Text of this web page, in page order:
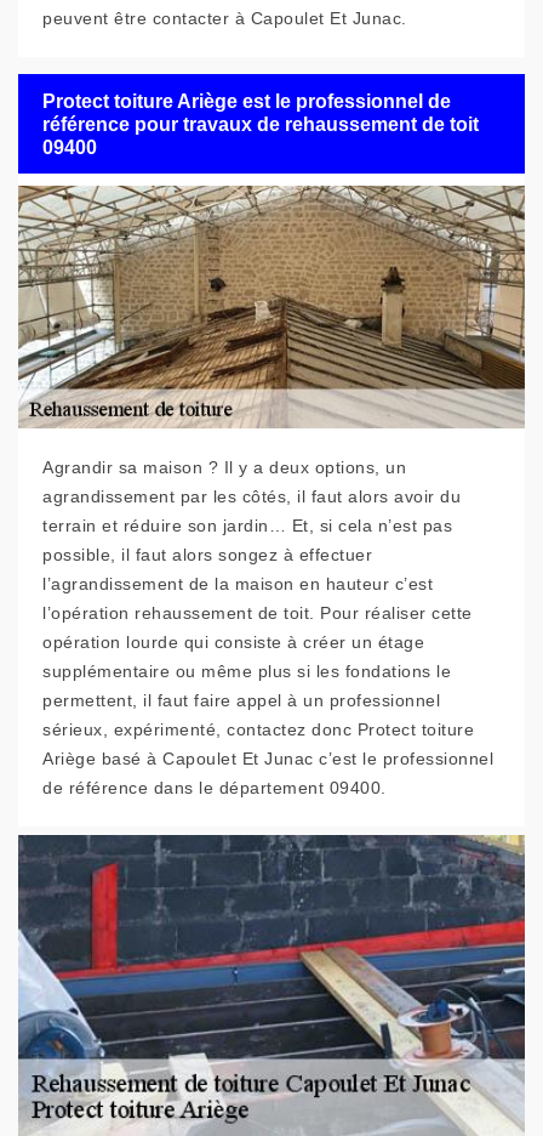
peuvent être contacter à Capoulet Et Junac.
Protect toiture Ariège est le professionnel de
référence pour travaux de rehaussement de toit
09400
Agrandir sa maison ? Il y a deux options, un
agrandissement par les côtés, il faut alors avoir du
terrain et réduire son jardin… Et, si cela n’est pas
possible, il faut alors songez à effectuer
l’agrandissement de la maison en hauteur c’est
l’opération rehaussement de toit. Pour réaliser cette
opération lourde qui consiste à créer un étage
supplémentaire ou même plus si les fondations le
permettent, il faut faire appel à un professionnel
sérieux, expérimenté, contactez donc Protect toiture
Ariège basé à Capoulet Et Junac c’est le professionnel
de référence dans le département 09400.